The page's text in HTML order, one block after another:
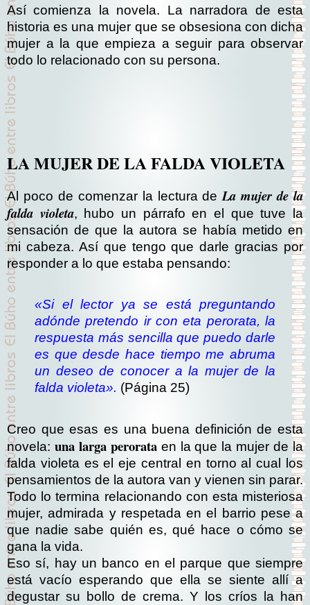
Así comienza la novela. La narradora de esta
historia es una mujer que se obsesiona con dicha
mujer a la que empieza a seguir para observar
todo lo relacionado con su persona.
LA MUJER DE LA FALDA VIOLETA
Al poco de comenzar la lectura de La mujer de la
falda violeta, hubo un párrafo en el que tuve la
sensación de que la autora se había metido en
mi cabeza. Así que tengo que darle gracias por
responder a lo que estaba pensando:
«Si el lector ya se está preguntando
adónde pretendo ir con eta perorata, la
respuesta más sencilla que puedo darle
es que desde hace tiempo me abruma
un deseo de conocer a la mujer de la
falda violeta». (Página 25)
Creo que esas es una buena definición de esta
novela: una larga perorata en la que la mujer de la
falda violeta es el eje central en torno al cual los
pensamientos de la autora van y vienen sin parar.
Todo lo termina relacionando con esta misteriosa
mujer, admirada y respetada en el barrio pese a
que nadie sabe quién es, qué hace o cómo se
gana la vida.
Eso sí, hay un banco en el parque que siempre
está vacío esperando que ella se siente allí a
degustar su bollo de crema. Y los críos la han